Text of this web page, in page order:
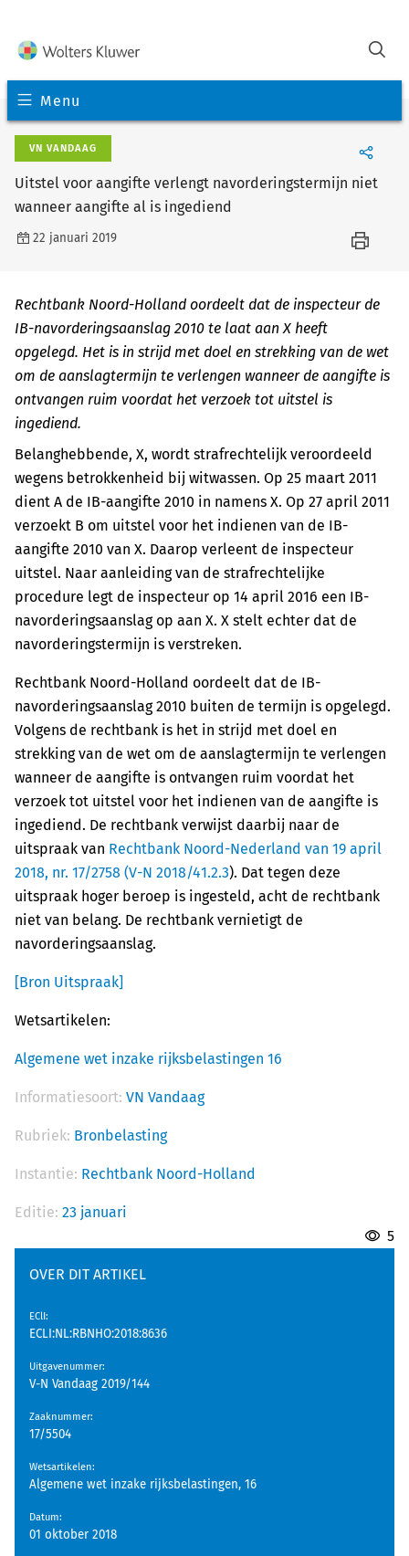
Menu
VN VANDAAG
Uitstel voor aangifte verlengt navorderingstermijn niet
wanneer aangifte al is ingediend
22 januari 2019
Rechtbank Noord-Holland oordeelt dat de inspecteur de
IB-navorderingsaanslag 2010 te laat aan X heeft
opgelegd. Het is in strijd met doel en strekking van de wet
om de aanslagtermijn te verlengen wanneer de aangifte is
ontvangen ruim voordat het verzoek tot uitstel is
ingediend.
Belanghebbende, X, wordt strafrechtelijk veroordeeld
wegens betrokkenheid bij witwassen. Op 25 maart 2011
dient A de IB-aangifte 2010 in namens X. Op 27 april 2011
verzoekt B om uitstel voor het indienen van de IB-
aangifte 2010 van X. Daarop verleent de inspecteur
uitstel. Naar aanleiding van de strafrechtelijke
procedure legt de inspecteur op 14 april 2016 een IB-
navorderingsaanslag op aan X. X stelt echter dat de
navorderingstermijn is verstreken.
Rechtbank Noord-Holland oordeelt dat de IB-
navorderingsaanslag 2010 buiten de termijn is opgelegd.
Volgens de rechtbank is het in strijd met doel en
strekking van de wet om de aanslagtermijn te verlengen
wanneer de aangifte is ontvangen ruim voordat het
verzoek tot uitstel voor het indienen van de aangifte is
ingediend. De rechtbank verwijst daarbij naar de
uitspraak van Rechtbank Noord-Nederland van 19 april
2018, nr. 17/2758 (V-N 2018/41.2.3). Dat tegen deze
uitspraak hoger beroep is ingesteld, acht de rechtbank
niet van belang. De rechtbank vernietigt de
navorderingsaanslag.
[Bron Uitspraak]
Wetsartikelen:
Algemene wet inzake rijksbelastingen 16
Informatiesoort: VN Vandaag
Rubriek: Bronbelasting
Instantie: Rechtbank Noord-Holland
Editie: 23 januari
5
OVER DIT ARTIKEL
EClI:
ECLI:NL:RBNHO:2018:8636
Uitgavenummer:
V-N Vandaag 2019/144
Zaaknummer:
17/5504
Wetsartikelen:
Algemene wet inzake rijksbelastingen, 16
Datum:
01 oktober 2018